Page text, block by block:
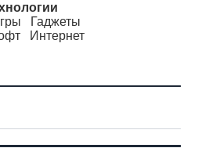
Гаджеты
Интернет